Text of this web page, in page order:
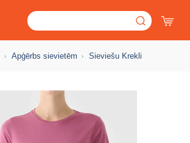
Apģērbs sievietēm Sieviešu Krekli